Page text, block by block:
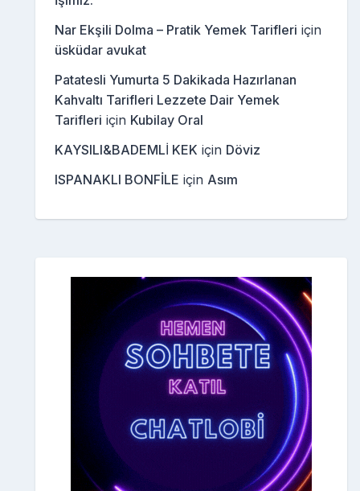
Nar Ekşili Dolma – Pratik Yemek Tarifleri için
üsküdar avukat
Patatesli Yumurta 5 Dakikada Hazırlanan
Kahvaltı Tarifleri Lezzete Dair Yemek
Tarifleri için Kubilay Oral
KAYSILI&BADEMLİ KEK için Döviz
ISPANAKLI BONFİLE için Asım